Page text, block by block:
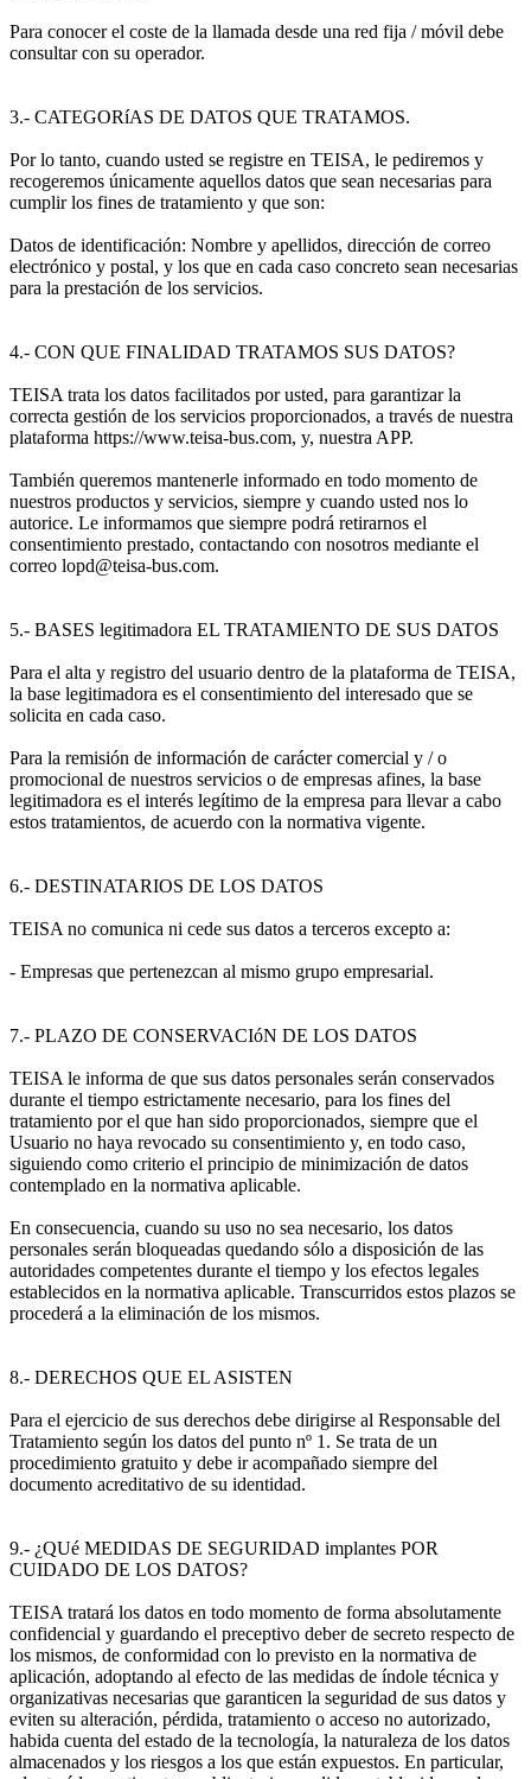
Para conocer el coste de la llamada desde una red fija / móvil debe
consultar con su operador.
3.- CATEGORíAS DE DATOS QUE TRATAMOS.
Por lo tanto, cuando usted se registre en TEISA, le pediremos y
recogeremos únicamente aquellos datos que sean necesarias para
cumplir los fines de tratamiento y que son:
Datos de identificación: Nombre y apellidos, dirección de correo
electrónico y postal, y los que en cada caso concreto sean necesarias
para la prestación de los servicios.
4.- CON QUE FINALIDAD TRATAMOS SUS DATOS?
TEISA trata los datos facilitados por usted, para garantizar la
correcta gestión de los servicios proporcionados, a través de nuestra
plataforma https://www.teisa-bus.com, y, nuestra APP.
También queremos mantenerle informado en todo momento de
nuestros productos y servicios, siempre y cuando usted nos lo
autorice. Le informamos que siempre podrá retirarnos el
consentimiento prestado, contactando con nosotros mediante el
correo lopd@teisa-bus.com.
5.- BASES legitimadora EL TRATAMIENTO DE SUS DATOS
Para el alta y registro del usuario dentro de la plataforma de TEISA,
la base legitimadora es el consentimiento del interesado que se
solicita en cada caso.
Para la remisión de información de carácter comercial y / o
promocional de nuestros servicios o de empresas afines, la base
legitimadora es el interés legítimo de la empresa para llevar a cabo
estos tratamientos, de acuerdo con la normativa vigente.
6.- DESTINATARIOS DE LOS DATOS
TEISA no comunica ni cede sus datos a terceros excepto a:
- Empresas que pertenezcan al mismo grupo empresarial.
7.- PLAZO DE CONSERVACIóN DE LOS DATOS
TEISA le informa de que sus datos personales serán conservados
durante el tiempo estrictamente necesario, para los fines del
tratamiento por el que han sido proporcionados, siempre que el
Usuario no haya revocado su consentimiento y, en todo caso,
siguiendo como criterio el principio de minimización de datos
contemplado en la normativa aplicable.
En consecuencia, cuando su uso no sea necesario, los datos
personales serán bloqueadas quedando sólo a disposición de las
autoridades competentes durante el tiempo y los efectos legales
establecidos en la normativa aplicable. Transcurridos estos plazos se
procederá a la eliminación de los mismos.
8.- DERECHOS QUE EL ASISTEN
Para el ejercicio de sus derechos debe dirigirse al Responsable del
Tratamiento según los datos del punto nº 1. Se trata de un
procedimiento gratuito y debe ir acompañado siempre del
documento acreditativo de su identidad.
9.- ¿QUé MEDIDAS DE SEGURIDAD implantes POR
CUIDADO DE LOS DATOS?
TEISA tratará los datos en todo momento de forma absolutamente
confidencial y guardando el preceptivo deber de secreto respecto de
los mismos, de conformidad con lo previsto en la normativa de
aplicación, adoptando al efecto de las medidas de índole técnica y
organizativas necesarias que garanticen la seguridad de sus datos y
eviten su alteración, pérdida, tratamiento o acceso no autorizado,
habida cuenta del estado de la tecnología, la naturaleza de los datos
almacenados y los riesgos a los que están expuestos. En particular,